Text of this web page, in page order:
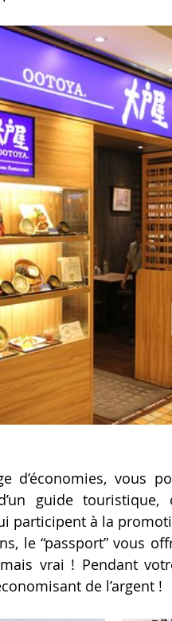
d’économies, vous
guide
participent à la
le “passport” vous
vrai ! Pendant
de l’argent !